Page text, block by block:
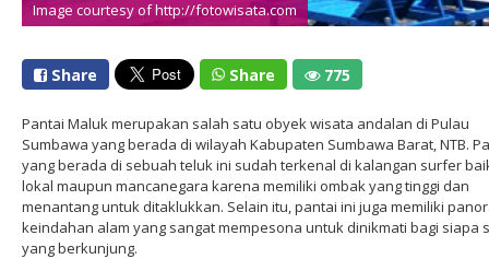
Image courtesy of http://fotowisata.com
Share Share 775
Pantai Maluk merupakan salah satu obyek wisata andalan di Pulau
Sumbawa yang berada di wilayah Kabupaten Sumbawa Barat, NTB.
yang berada di sebuah teluk ini sudah terkenal di kalangan surfer
lokal maupun mancanegara karena memiliki ombak yang tinggi dan
menantang untuk ditaklukkan. Selain itu, pantai ini juga memiliki
keindahan alam yang sangat mempesona untuk dinikmati bagi siapa
yang berkunjung.